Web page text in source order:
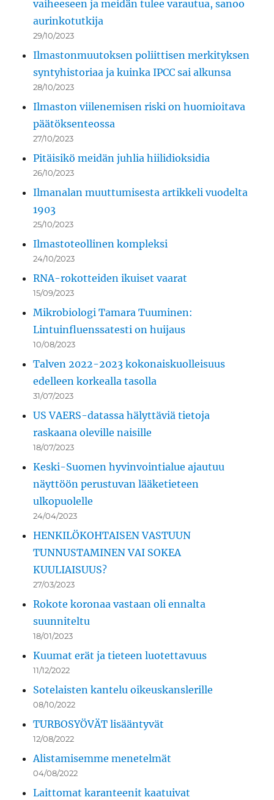
vaiheeseen ja meidän tulee varautua, sanoo
aurinkotutkija
29/10/2023
Ilmastonmuutoksen poliittisen merkityksen
syntyhistoriaa ja kuinka IPCC sai alkunsa
28/10/2023
Ilmaston viilenemisen riski on huomioitava
päätöksenteossa
27/10/2023
Pitäisikö meidän juhlia hiilidioksidia
26/10/2023
Ilmanalan muuttumisesta artikkeli vuodelta
1903
25/10/2023
Ilmastoteollinen kompleksi
24/10/2023
RNA-rokotteiden ikuiset vaarat
15/09/2023
Mikrobiologi Tamara Tuuminen:
Lintuinfluenssatesti on huijaus
10/08/2023
Talven 2022-2023 kokonaiskuolleisuus
edelleen korkealla tasolla
31/07/2023
US VAERS-datassa hälyttäviä tietoja
raskaana oleville naisille
18/07/2023
Keski-Suomen hyvinvointialue ajautuu
näyttöön perustuvan lääketieteen
ulkopuolelle
24/04/2023
HENKILÖKOHTAISEN VASTUUN
TUNNUSTAMINEN VAI SOKEA
KUULIAISUUS?
27/03/2023
Rokote koronaa vastaan oli ennalta
suunniteltu
18/01/2023
Kuumat erät ja tieteen luotettavuus
11/12/2022
Sotelaisten kantelu oikeuskanslerille
08/10/2022
TURBOSYÖVÄT lisääntyvät
12/08/2022
Alistamisemme menetelmät
04/08/2022
Laittomat karanteenit kaatuivat